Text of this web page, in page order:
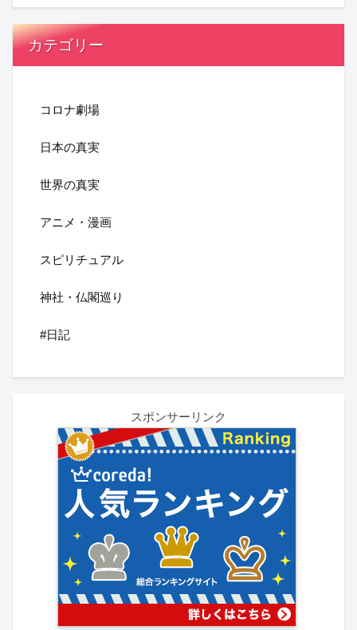
カテゴリー
コロナ劇場
日本の真実
世界の真実
アニメ・漫画
スピリチュアル
神社・仏閣巡り
#日記
スポンサーリンク